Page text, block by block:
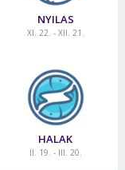
NYILAS
XI. 22. - XII. 21.
HALAK
II. 19. - III. 20.